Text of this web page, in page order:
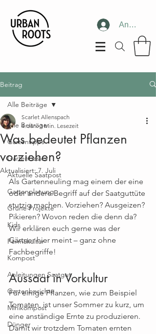
Anmelden
Beitrag
Alle Beiträge
Gartentipps
Gartenbasics
Aktuelle Saatpost
Gartenplanung
Grüne Projekte
Kids
Permakultur
Kompost
Anleitungen Saatgut
Gartenberichte
Minikompost
Dünger
Alle Beiträge
Was bedeutet Pflanzen
vorziehen?
Scarlet Allenspach
4. Jan. 3 Min. Lesezeit
Aktualisiert:7. Juli
Als Gartenneuling mag einem der eine
oder andere Begriff auf der Saatguttüte
stutzig machen. Vorziehen? Ausgeizen?
Pikieren? Wovon reden die denn da?
Wir erklären euch gerne was der
Gärtner hier meint – ganz ohne
Fachbegriffe!
Aussaat in Vorkultur
Für einige Pflanzen, wie zum Beispiel
Tomaten, ist unser Sommer zu kurz, um
eine anständige Ernte zu produzieren.
Damit wir trotzdem Tomaten ernten